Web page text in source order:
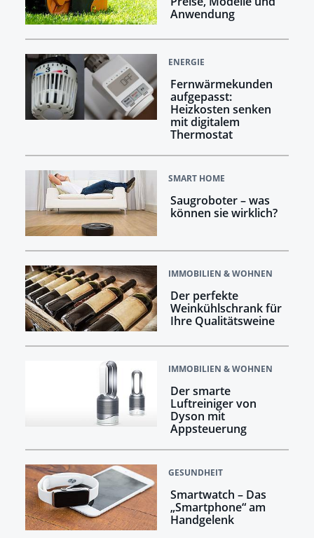
Anwendung
ENERGIE
Fernwärmekunden
aufgepasst:
Heizkosten senken
mit digitalem
Thermostat
SMART HOME
Saugroboter – was
können sie wirklich?
IMMOBILIEN & WOHNEN
Der perfekte
Weinkühlschrank für
Ihre Qualitätsweine
IMMOBILIEN & WOHNEN
Der smarte
Luftreiniger von
Dyson mit
Appsteuerung
GESUNDHEIT
Smartwatch – Das
„Smartphone“ am
Handgelenk